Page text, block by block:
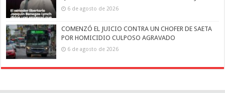
6 de agosto de 2026
COMENZÓ EL JUICIO CONTRA UN CHOFER DE SAETA
POR HOMICIDIO CULPOSO AGRAVADO
6 de agosto de 2026